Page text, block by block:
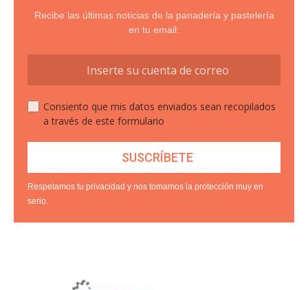
Recibe las últimas noticias de la panadería y pastelería
en tu email:
Consiento que mis datos enviados sean recopilados
a través de este formulario
Respetamos tu privacidad y nos tomamos la protección muy en
serio.